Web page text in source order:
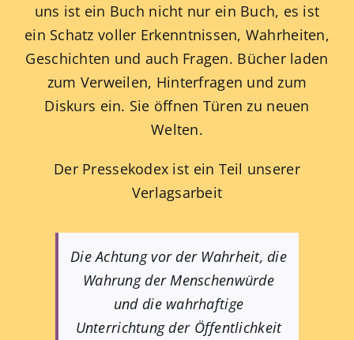
uns ist ein Buch nicht nur ein Buch, es ist
ein Schatz voller Erkenntnissen, Wahrheiten,
Geschichten und auch Fragen. Bücher laden
zum Verweilen, Hinterfragen und zum
Diskurs ein. Sie öffnen Türen zu neuen
Welten.
Der Pressekodex ist ein Teil unserer
Verlagsarbeit
Die Achtung vor der Wahrheit, die
Wahrung der Menschenwürde
und die wahrhaftige
Unterrichtung der Öffentlichkeit